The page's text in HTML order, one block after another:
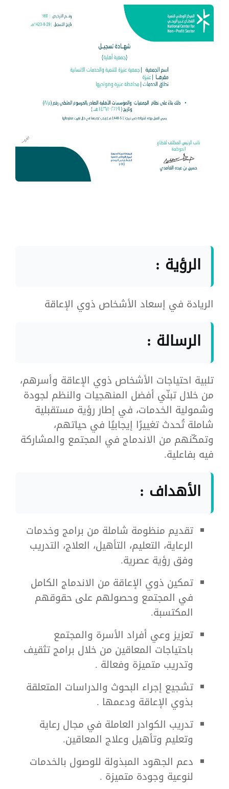
الرؤية :
الريادة في إسعاد الأشخاص ذوي الإعاقة
الرسالة :
تلبية احتياجات الأشخاص ذوي الإعاقة وأسرهم،
من خلال تبنّي أفضل المنهجيات والنظم لجودة
وشمولية الخدمات، في إطار رؤية مستقبلية
شاملة تُحدث تغييرًا إيجابيًا في حياتهم،
وتمكّنهم من الاندماج في المجتمع والمشاركة
فيه بفاعلية.
الأهداف :
تقديم منظومة شاملة من برامج وخدمات
الرعاية، التعليم، التأهيل، العلاج، التدريب
وفق رؤية عصرية.
تمكين ذوي الإعاقة من الاندماج الكامل
في المجتمع وحصولهم على حقوقهم
المكتسبة.
تعزيز وعي أفراد الأسرة والمجتمع
باحتياجات المعاقين من خلال برامج تثقيف
وتدريب متميزة وفعالة .
تشجيع إجراء البحوث والدراسات المتعلقة
بذوي الإعاقة ودعمها .
تدريب الكوادر العاملة في مجال رعاية
وتعليم وتأهيل وعلاج المعاقين.
دعم الجهود المبذولة للوصول بالخدمات
لنوعية وجودة متميزة .